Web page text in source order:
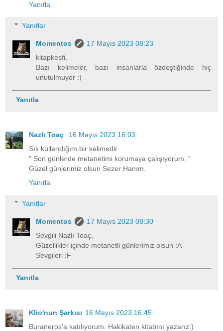
Yanıtla
Yanıtlar
Momentos
17 Mayıs 2023 08:23
kitapkesfi,
Bazı kelimeler, bazı insanlarla özdeştiğinde hiç
unutulmuyor :)
Yanıtla
Nazlı Toaç
16 Mayıs 2023 16:03
Sık kullandığım bir kelimedir.
" Son günlerde metanetimi korumaya çalışıyorum. "
Güzel günlerimiz olsun Sezer Hanım.
Yanıtla
Yanıtlar
Momentos
17 Mayıs 2023 08:30
Sevgili Nazlı Toaç,
Güzellikler içinde metanetli günlerimiz olsun :A
Sevgileri :F
Yanıtla
Klio'nun Şarkısı 16 Mayıs 2023 16:45
Buraneros'a katılıyorum. Hakikaten kitabını yazarız:)